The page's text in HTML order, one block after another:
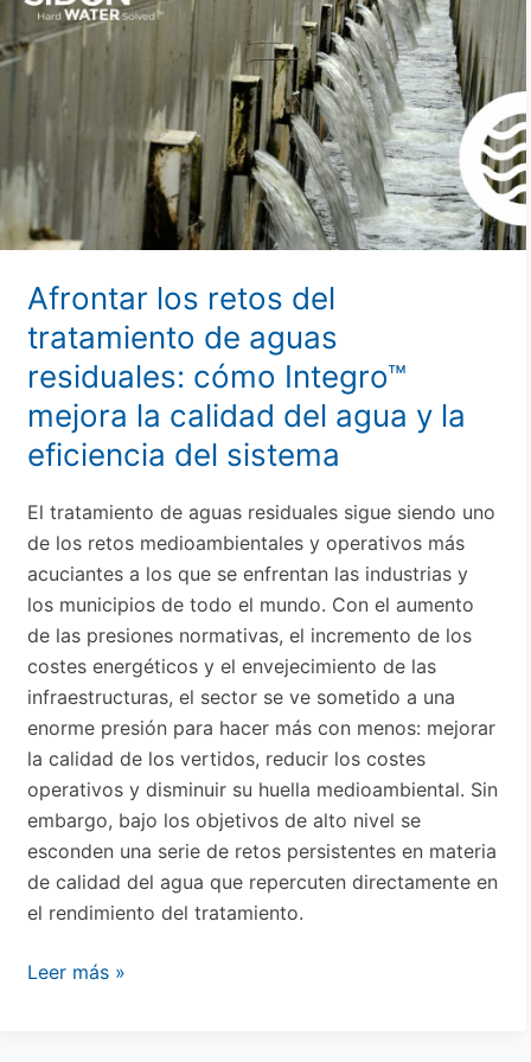
Afrontar los retos del
tratamiento de aguas
residuales: cómo Integro™
mejora la calidad del agua y la
eficiencia del sistema
El tratamiento de aguas residuales sigue siendo uno
de los retos medioambientales y operativos más
acuciantes a los que se enfrentan las industrias y
los municipios de todo el mundo. Con el aumento
de las presiones normativas, el incremento de los
costes energéticos y el envejecimiento de las
infraestructuras, el sector se ve sometido a una
enorme presión para hacer más con menos: mejorar
la calidad de los vertidos, reducir los costes
operativos y disminuir su huella medioambiental. Sin
embargo, bajo los objetivos de alto nivel se
esconden una serie de retos persistentes en materia
de calidad del agua que repercuten directamente en
el rendimiento del tratamiento.
retos
tratamiento
aguas
residuales:
cómo
Integro™
mejora
la
calidad
del
agua
y
la
del
sistema
Leer más »